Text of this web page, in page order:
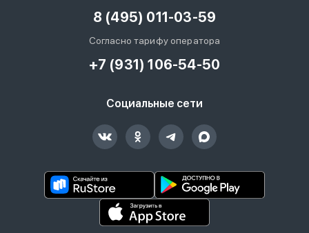
8 (495) 011-03-59
Согласно тарифу оператора
+7 (931) 106-54-50
Социальные сети